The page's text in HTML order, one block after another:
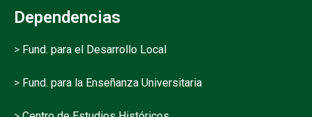
Dependencias
> Fund. para el Desarrollo Local
> Fund. para la Enseñanza Universitaria